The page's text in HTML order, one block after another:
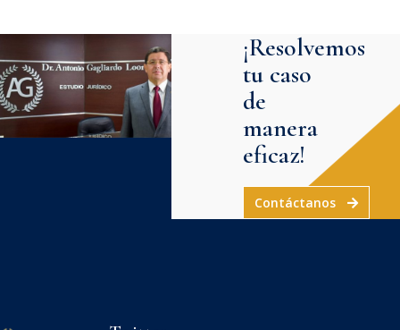
¡Resolvemos
tu caso
de
manera
eficaz!
Contáctanos